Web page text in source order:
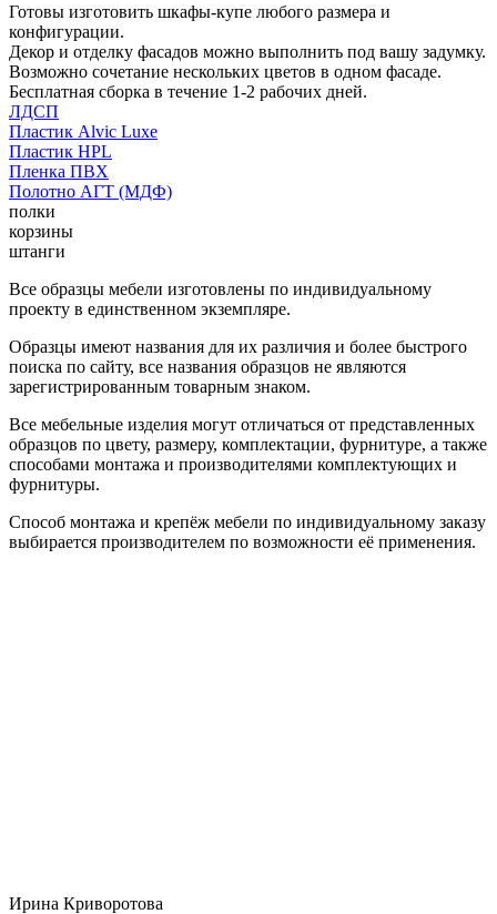
Готовы изготовить шкафы-купе любого размера и
конфигурации.
Декор и отделку фасадов можно выполнить под вашу задумку.
Возможно сочетание нескольких цветов в одном фасаде.
Бесплатная сборка в течение 1-2 рабочих дней.
ЛДСП
Пластик Alvic Luxe
Пластик HPL
Пленка ПВХ
Полотно АГТ (МДФ)
полки
корзины
штанги
Все образцы мебели изготовлены по индивидуальному
проекту в единственном экземпляре.
Образцы имеют названия для их различия и более быстрого
поиска по сайту, все названия образцов не являются
зарегистрированным товарным знаком.
Все мебельные изделия могут отличаться от представленных
образцов по цвету, размеру, комплектации, фурнитуре, а также
способами монтажа и производителями комплектующих и
фурнитуры.
Способ монтажа и крепёж мебели по индивидуальному заказу
выбирается производителем по возможности её применения.
Ирина Криворотова